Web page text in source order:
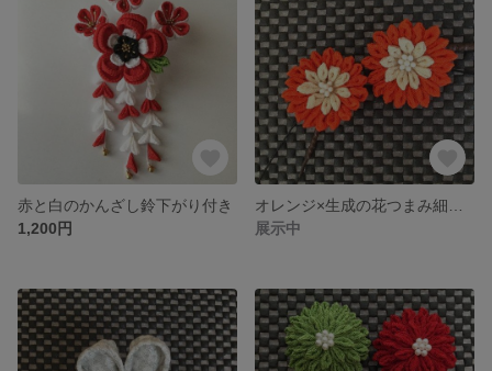
赤と白のかんざし鈴下がり付き
1,200円
展示中